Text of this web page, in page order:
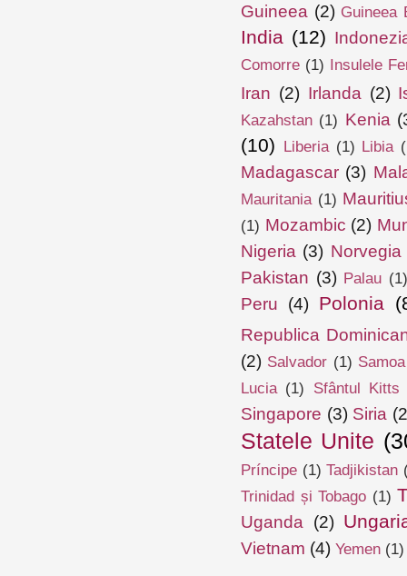
Guineea (2) Guineea
India (12)
Comorre (1) Insulele
Iran (2) Irlanda (2)
Kazahstan (1) Kenia
(10) Liberia (1) Libia
Madagascar (3)
Mauritania (1)
(1) Mozambic (2)
Nigeria (3) Norvegia
Pakistan (3) Palau (1)
Peru (4) Polonia
Republica
(2) Salvador (1) Samoa
Lucia (1) Sfântul
Singapore (3) Siria
Statele Unite
Príncipe (1) Tadjikistan
Trinidad și Tobago (1)
Uganda (2)
Vietnam (4) Yemen (1)